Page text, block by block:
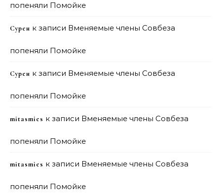
попеняли Помойке
Сурен к записи Вменяемые члены Совбеза
попеняли Помойке
Сурен к записи Вменяемые члены Совбеза
попеняли Помойке
mitasmies к записи Вменяемые члены Совбеза
попеняли Помойке
mitasmies к записи Вменяемые члены Совбеза
попеняли Помойке